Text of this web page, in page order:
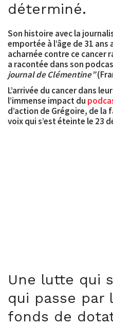
déterminé.
Son histoire avec la
emportée à l’âge de 31 ans
acharnée contre ce cancer
a racontée dans son
journal de Clémentine”
L’arrivée du cancer dans
l’immense impact du
d’action de Grégoire, de
voix qui s’est éteinte le 23
Une lutte qui
qui passe par
fonds de